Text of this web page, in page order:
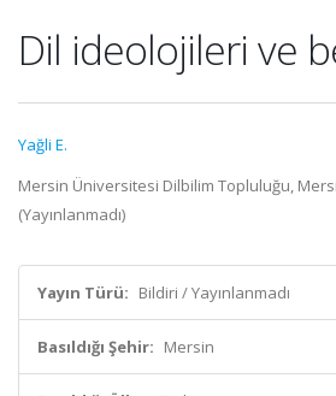
Dil ideolojileri ve
Yağli E.
Mersin Üniversitesi Dilbilim Topluluğu,
(Yayınlanmadı)
Yayın Türü: Bildiri / Yayınlanmadı
Basıldığı Şehir: Mersin